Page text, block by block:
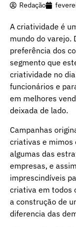
Redação
A criatividade é
mundo do varejo.
preferência dos
segmento que
criatividade no
funcionários e
em melhores
deixada de lado.
Campanhas
criativas e mimos
algumas das
empresas, e
imprescindíveis
criativa em todos
a construção de
diferencia das